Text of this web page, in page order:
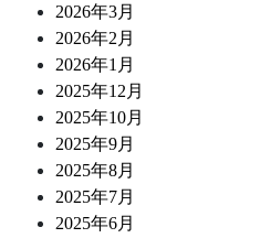
2026年3月
2026年2月
2026年1月
2025年12月
2025年10月
2025年9月
2025年8月
2025年7月
2025年6月